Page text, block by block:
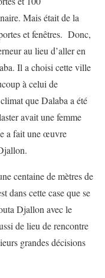
Mais était de la
et fenêtres. Donc,
au lieu d’aller en
Il a choisi cette ville
à celui de
que Dalaba a été
avait une femme
a fait une œuvre
centaine de mètres de
dans cette case que se
Djallon avec le
de lieu de rencontre
grandes décisions